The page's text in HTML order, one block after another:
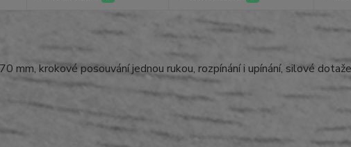
mm, krokové posouvání jednou rukou, rozpínání i upínání, silové